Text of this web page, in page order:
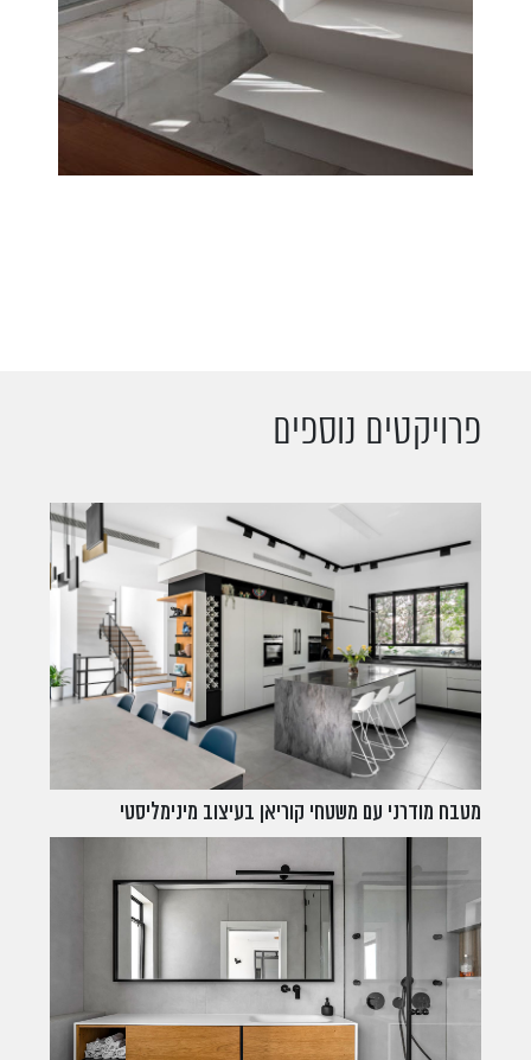
פרויקטים נוספים
מטבח מודרני עם משטחי קוריאן בעיצוב מינימליסטי